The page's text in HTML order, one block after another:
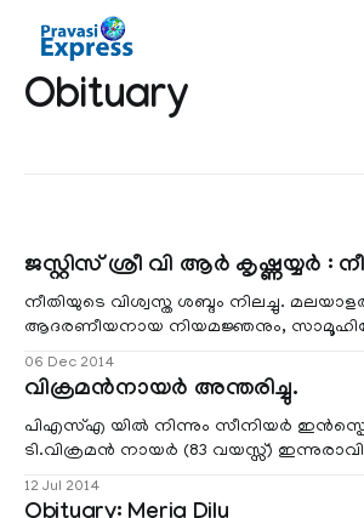
Obituary
ജസ്റ്റിസ് ശ്രീ വി ആര്‍ കൃഷ്ണയ്യര്‍ :
നീതിയുടെ വിശ്വസ്ത ശബ്ദം നിലച്ചു.
ആദരണീയനായ നിയമജ്ഞനും,
മാത്രം കാംക്ഷിച്ച തത്ത്വജ്ഞാനിയും,
തന്ത്രജ്ഞനും, നൂറില്‍ ഏറെ ഗ്രന്ഥങ്ങളുടെ
പരിസ്ഥിതി പ്രവര്‍ത്തകനും എല്ലാത്തിലും
മനുഷ്യ സ്നേഹിയും ആയിരുന്നു ജസ്റ്റിസ്
06 Dec 2014
വിക്രമന്‍നായര്‍ അന്തരിച്ചു.
പിഎസ്എ യില്‍ നിന്നും സീനിയര്‍
ടി.വിക്രമന്‍ നായര്‍ (83 വയസ്സ്)
12 Jul 2014